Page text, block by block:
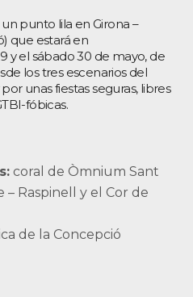
punto lila en Girona –
que estará en
y el sábado 30 de mayo, de
los tres escenarios del
unas fiestas seguras, libres
fóbicas.
coral de Òmnium Sant
– Raspinell y el Cor de
de la Concepció